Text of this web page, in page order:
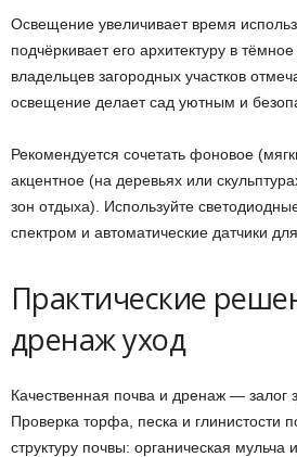
Освещение увеличивает время
подчёркивает его архитектуру в
владельцев загородных участков
освещение делает сад уютным и
Рекомендуется сочетать фоновое
акцентное (на деревьях или
зон отдыха). Используйте
спектром и автоматические датчики
Практические
дренаж уход
Качественная почва и дренаж — залог
Проверка торфа, песка и глинистости
структуру почвы: органическая мульча